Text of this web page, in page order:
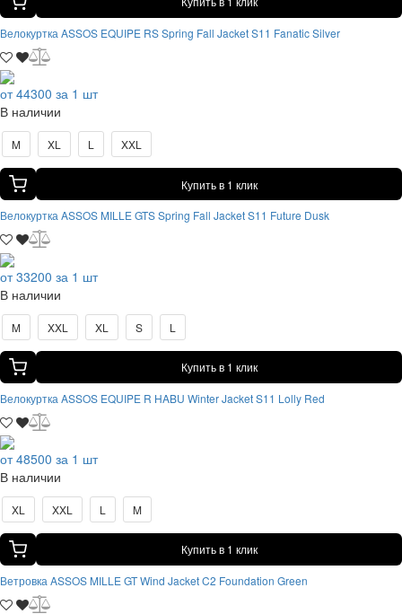
Велокуртка ASSOS EQUIPE RS Spring Fall Jacket S11 Fanatic Silver
от 44300 за 1 шт
В наличии
M XL L XXL
Купить в 1 клик
Велокуртка ASSOS MILLE GTS Spring Fall Jacket S11 Future Dusk
от 33200 за 1 шт
В наличии
M XXL XL S L
Купить в 1 клик
Велокуртка ASSOS EQUIPE R HABU Winter Jacket S11 Lolly Red
от 48500 за 1 шт
В наличии
XL XXL L M
Купить в 1 клик
Ветровка ASSOS MILLE GT Wind Jacket C2 Foundation Green